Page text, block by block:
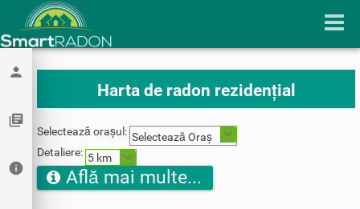
person
library_books
info
Harta de radon rezidențial
Selectează orașul: Selectează Oraș
Detaliere: 5 km
Află mai multe...